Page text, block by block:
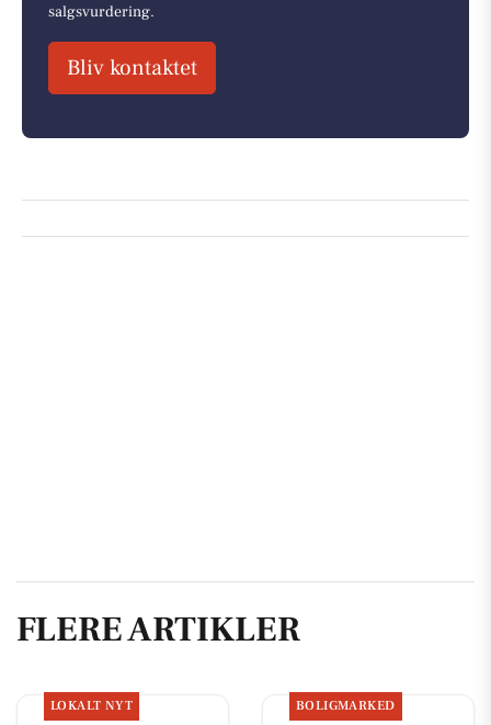
salgsvurdering.
Bliv kontaktet
FLERE ARTIKLER
LOKALT NYT BOLIGMARKED